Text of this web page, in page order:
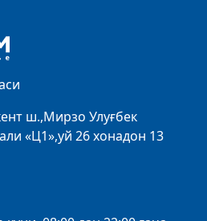
ш.,Мирзо Улуғбек
«Ц1»,уй 26 хонадон 13